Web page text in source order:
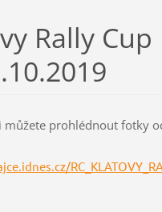
Rally Cup
můžete prohlédnout fotky